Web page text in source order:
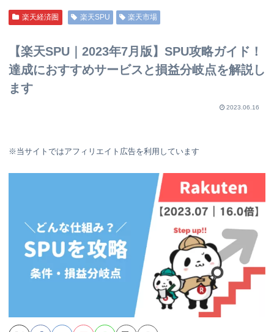
楽天経済圏 楽天SPU 楽天市場
【楽天SPU｜2023年7月版】SPU攻略ガイド！
達成におすすめサービスと損益分岐点を解説し
ます
2023.06.16
※当サイトではアフィリエイト広告を利用しています